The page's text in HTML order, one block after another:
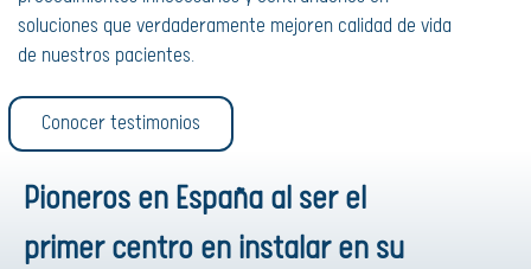
soluciones que verdaderamente mejoren calidad de vida
de nuestros pacientes.
Conocer testimonios
Pioneros en España al ser el
primer centro en instalar en su